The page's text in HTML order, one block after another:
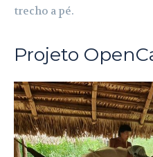
trecho a pé.
Projeto